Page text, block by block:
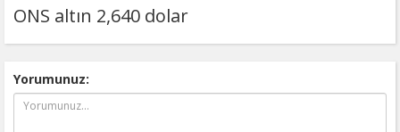
ONS altın 2,640 dolar
Yorumunuz: